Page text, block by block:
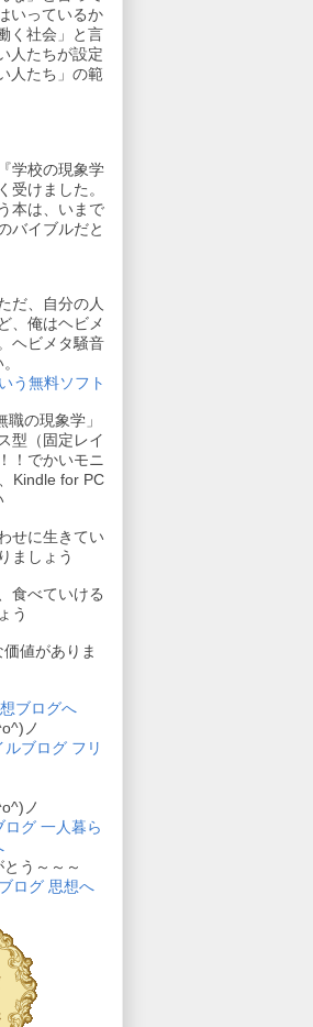
いっているか
く社会」と言
人たちが設定
人たち」の範
学校の現象学
受けました。
本は、いまで
バイブルだと
だ、自分の人
、俺はヘビメ
ヘビメタ騒音
う無料ソフト
の現象学」
型（固定レイ
！でかいモニ
Kindle for PC
せに生きてい
ましょう
食べていける
う
値がありま
ノ
ノ
う～～～